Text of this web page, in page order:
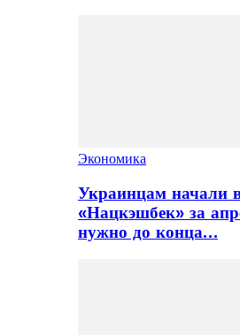
Экономика
Украинцам начали
«Нацкэшбек» за
нужно до конца…